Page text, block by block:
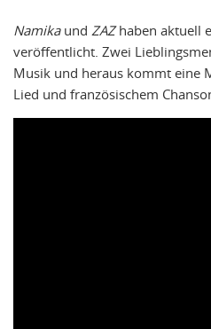
Namikaund ZAZhaben aktuell
veröffentlicht. Zwei
Musik und heraus kommt eine
Lied und französischem